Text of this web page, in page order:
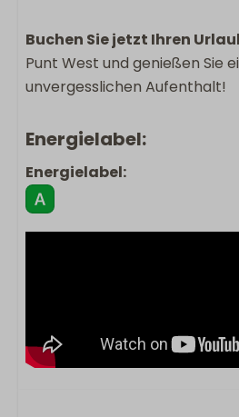
Buchen Sie jetzt Ihren
Punt West und genießen Sie
unvergesslichen Aufenthalt!
Energielabel:
Energielabel: